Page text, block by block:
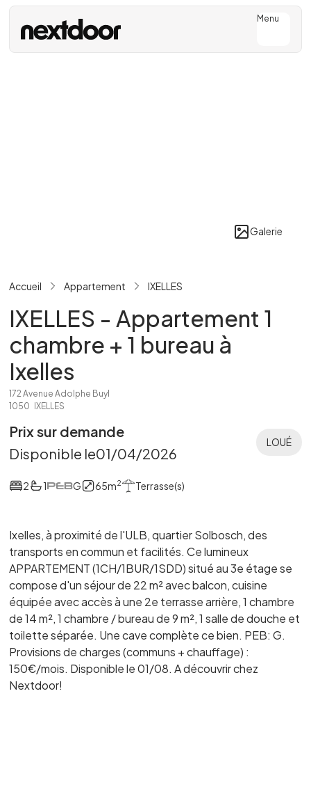
Menu
Galerie
Accueil Appartement IXELLES
IXELLES - Appartement 1
chambre + 1 bureau à
Ixelles
172 Avenue Adolphe Buyl
1050 IXELLES
Prix sur demande
Disponible le01/04/2026
LOUÉ
2 1 G 65m2 Terrasse(s)
Ixelles, à proximité de l'ULB, quartier Solbosch, des
transports en commun et facilités. Ce lumineux
APPARTEMENT (1CH/1BUR/1SDD) situé au 3e étage se
compose d'un séjour de 22 m² avec balcon, cuisine
équipée avec accès à une 2e terrasse arrière, 1 chambre
de 14 m², 1 chambre / bureau de 9 m², 1 salle de douche et
toilette séparée. Une cave complète ce bien. PEB: G.
Provisions de charges (communs + chauffage) :
150€/mois. Disponible le 01/08. A découvrir chez
Nextdoor!